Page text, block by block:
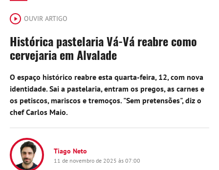
OUVIR ARTIGO
Histórica pastelaria Vá-Vá reabre como
cervejaria em Alvalade
O espaço histórico reabre esta quarta-feira, 12, com nova
identidade. Sai a pastelaria, entram os pregos, as carnes e
os petiscos, mariscos e tremoços. "Sem pretensões", diz o
chef Carlos Maio.
Tiago Neto
11 de novembro de 2025 às 07:00